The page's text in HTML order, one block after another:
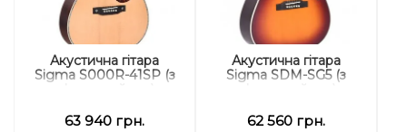
Акустична гітара
Sigma S000R-41SP (з
63 940 грн.
Акустична гітара
Sigma SDM-SG5 (з
62 560 грн.